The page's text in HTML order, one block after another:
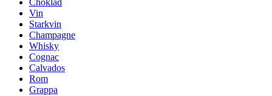
Choklad
Vin
Starkvin
Champagne
Whisky
Cognac
Calvados
Rom
Grappa